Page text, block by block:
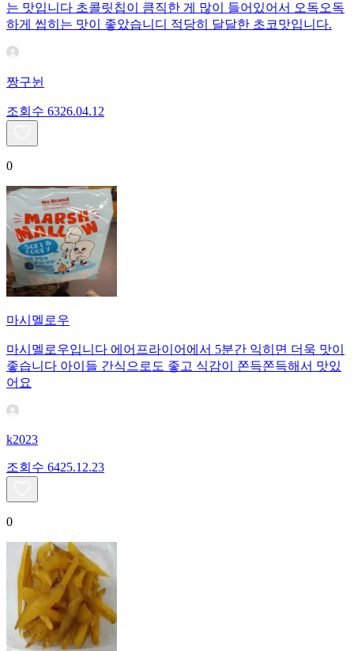
는 맛입니다 초콜릿칩이 큼직한 게 많이 들어있어서 오독오독
하게 씹히는 맛이 좋았습니디 적당히 달달한 초코맛입니다.
짱구뉜
조회수 6326.04.12
0
마시멜로우
마시멜로우입니다 에어프라이어에서 5분간 익히면 더욱 맛이
좋습니다 아이들 간식으로도 좋고 식감이 쫀득쫀득해서 맛있
어요
k2023
조회수 6425.12.23
0